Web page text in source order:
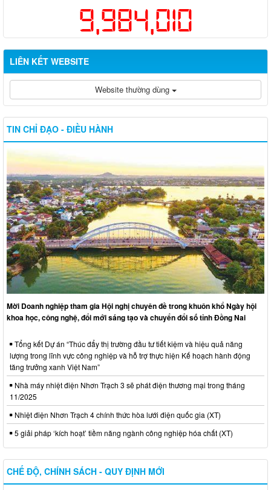
9,984,010
LIÊN KẾT WEBSITE
Website thường dùng
TIN CHỈ ĐẠO - ĐIỀU HÀNH
Mời Doanh nghiệp tham gia Hội nghị chuyên đề trong khuôn khổ Ngày hội
khoa học, công nghệ, đổi mới sáng tạo và chuyển đổi số tỉnh Đồng Nai
Tổng kết Dự án “Thúc đẩy thị trường đầu tư tiết kiệm và hiệu quả năng
lượng trong lĩnh vực công nghiệp và hỗ trợ thực hiện Kế hoạch hành động
tăng trưởng xanh Việt Nam”
Nhà máy nhiệt điện Nhơn Trạch 3 sẽ phát điện thương mại trong tháng
11/2025
Nhiệt điện Nhơn Trạch 4 chính thức hòa lưới điện quốc gia (XT)
5 giải pháp ‘kích hoạt’ tiềm năng ngành công nghiệp hóa chất (XT)
CHẾ ĐỘ, CHÍNH SÁCH - QUY ĐỊNH MỚI